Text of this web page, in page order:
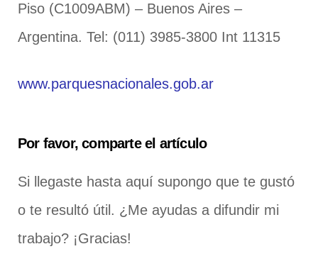
Piso (C1009ABM) – Buenos Aires –
Argentina. Tel: (011) 3985-3800 Int 11315
www.parquesnacionales.gob.ar
Por favor, comparte el artículo
Si llegaste hasta aquí supongo que te gustó
o te resultó útil. ¿Me ayudas a difundir mi
trabajo? ¡Gracias!